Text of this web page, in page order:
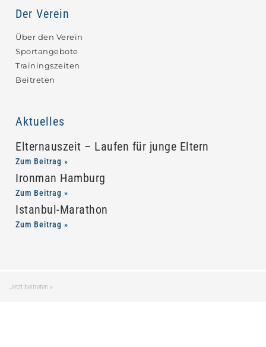
Der Verein
Über den Verein
Sportangebote
Trainingszeiten
Beitreten
Aktuelles
Elternauszeit – Laufen für junge Eltern
Zum Beitrag »
Ironman Hamburg
Zum Beitrag »
Istanbul-Marathon
Zum Beitrag »
Jetzt beitreten »